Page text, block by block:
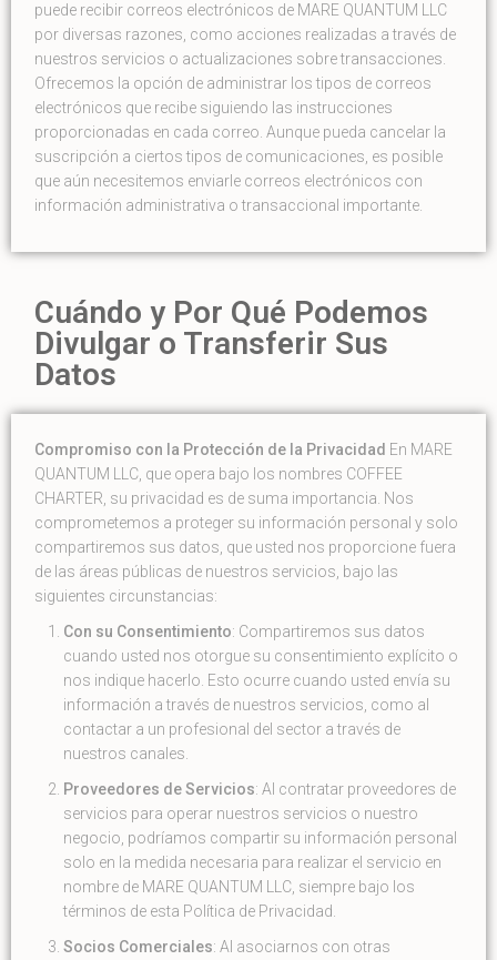
puede recibir correos electrónicos de MARE QUANTUM LLC
por diversas razones, como acciones realizadas a través de
nuestros servicios o actualizaciones sobre transacciones.
Ofrecemos la opción de administrar los tipos de correos
electrónicos que recibe siguiendo las instrucciones
proporcionadas en cada correo. Aunque pueda cancelar la
suscripción a ciertos tipos de comunicaciones, es posible
que aún necesitemos enviarle correos electrónicos con
información administrativa o transaccional importante.
Cuándo y Por Qué Podemos
Divulgar o Transferir Sus
Datos
Compromiso con la Protección de la Privacidad En MARE
QUANTUM LLC, que opera bajo los nombres COFFEE
CHARTER, su privacidad es de suma importancia. Nos
comprometemos a proteger su información personal y solo
compartiremos sus datos, que usted nos proporcione fuera
de las áreas públicas de nuestros servicios, bajo las
siguientes circunstancias:
Con su Consentimiento: Compartiremos sus datos
cuando usted nos otorgue su consentimiento explícito o
nos indique hacerlo. Esto ocurre cuando usted envía su
información a través de nuestros servicios, como al
contactar a un profesional del sector a través de
nuestros canales.
Proveedores de Servicios: Al contratar proveedores de
servicios para operar nuestros servicios o nuestro
negocio, podríamos compartir su información personal
solo en la medida necesaria para realizar el servicio en
nombre de MARE QUANTUM LLC, siempre bajo los
términos de esta Política de Privacidad.
Socios Comerciales: Al asociarnos con otras